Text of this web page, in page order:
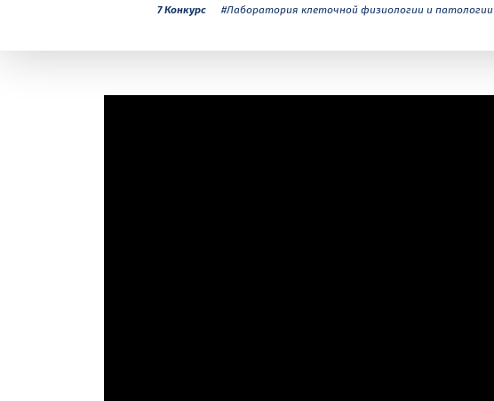
7 Конкурс #Лаборатория клеточной физиологии и патологии